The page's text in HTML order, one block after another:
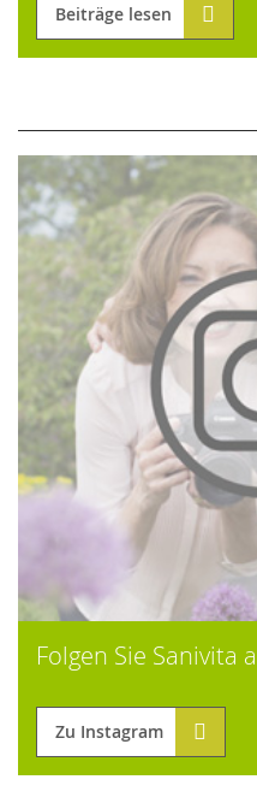
Beiträge lesen
Folgen Sie Sanivita
Zu Instagram